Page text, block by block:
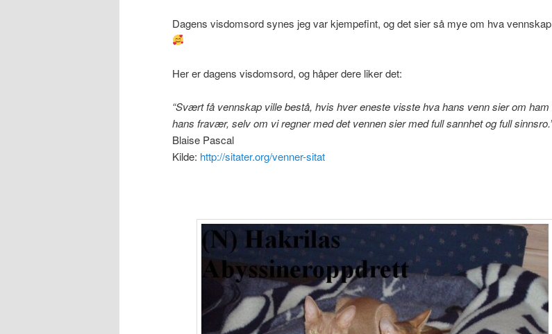
Dagens visdomsord synes jeg var kjempefint, og det sier så mye om hva
Her er dagens visdomsord, og håper dere liker det:
“Svært få vennskap ville bestå, hvis hver eneste visste hva hans venn sier om ham
hans fravær, selv om vi regner med det vennen sier med full sannhet og full
Blaise Pascal
Kilde: http://sitater.org/venner-sitat